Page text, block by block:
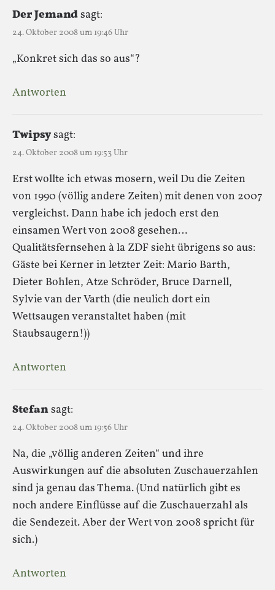
Der Jemandsagt:
24. Oktober 2008 um 19:46 Uhr
„Konkret sich das so aus“?
Antworten
Twipsysagt:
24. Oktober 2008 um 19:53 Uhr
Erst wollte ich etwas mosern, weil Du die Zeiten
von 1990 (völlig andere Zeiten) mit denen von 2007
vergleichst. Dann habe ich jedoch erst den
einsamen Wert von 2008 gesehen…
Qualitätsfernsehen à la ZDF sieht übrigens so aus:
Gäste bei Kerner in letzter Zeit: Mario Barth,
Dieter Bohlen, Atze Schröder, Bruce Darnell,
Sylvie van der Varth (die neulich dort ein
Wettsaugen veranstaltet haben (mit
Staubsaugern!))
Antworten
Stefansagt:
24. Oktober 2008 um 19:56 Uhr
Na, die „völlig anderen Zeiten“ und ihre
Auswirkungen auf die absoluten Zuschauerzahlen
sind ja genau das Thema. (Und natürlich gibt es
noch andere Einflüsse auf die Zuschauerzahl als
die Sendezeit. Aber der Wert von 2008 spricht für
sich.)
Antworten